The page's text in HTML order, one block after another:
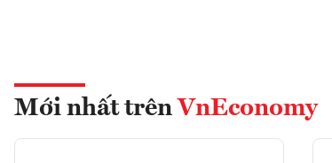
Mới nhất trên VnEconomy